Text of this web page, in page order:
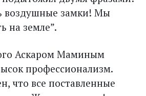
воздушные замки! Мы
на земле”.
Аскаром Маминым
профессионализм.
что все поставленные